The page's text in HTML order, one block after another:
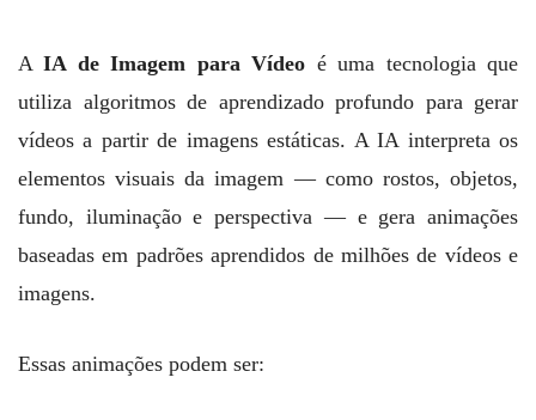
AIA de Imagem para Vídeo é uma tecnologia que
utiliza algoritmos de aprendizado profundo para gerar
vídeos a partir de imagens estáticas. A IA interpreta os
elementos visuais da imagem — como rostos, objetos,
fundo, iluminação e perspectiva — e gera animações
baseadas em padrões aprendidos de milhões de vídeos e
imagens.
Essas animações podem ser: